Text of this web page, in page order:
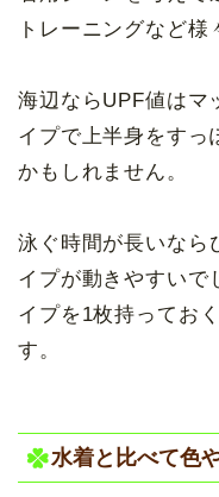
トレーニングなど様
海辺ならUPF値はマ
イプで上半身をすっ
かもしれません。
泳ぐ時間が長いなら
イプが動きやすいで
イプを1枚持ってお
す。
水着と比べて色